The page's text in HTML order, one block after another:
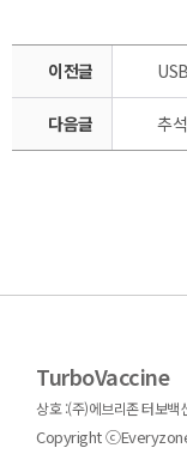
이전글
다음글
TurboVaccine
상호 :(주)에브리존 터보백
Copyright